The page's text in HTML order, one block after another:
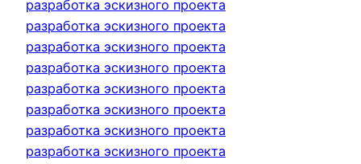
разработка эскизного проекта
разработка эскизного проекта
разработка эскизного проекта
разработка эскизного проекта
разработка эскизного проекта
разработка эскизного проекта
разработка эскизного проекта
разработка эскизного проекта